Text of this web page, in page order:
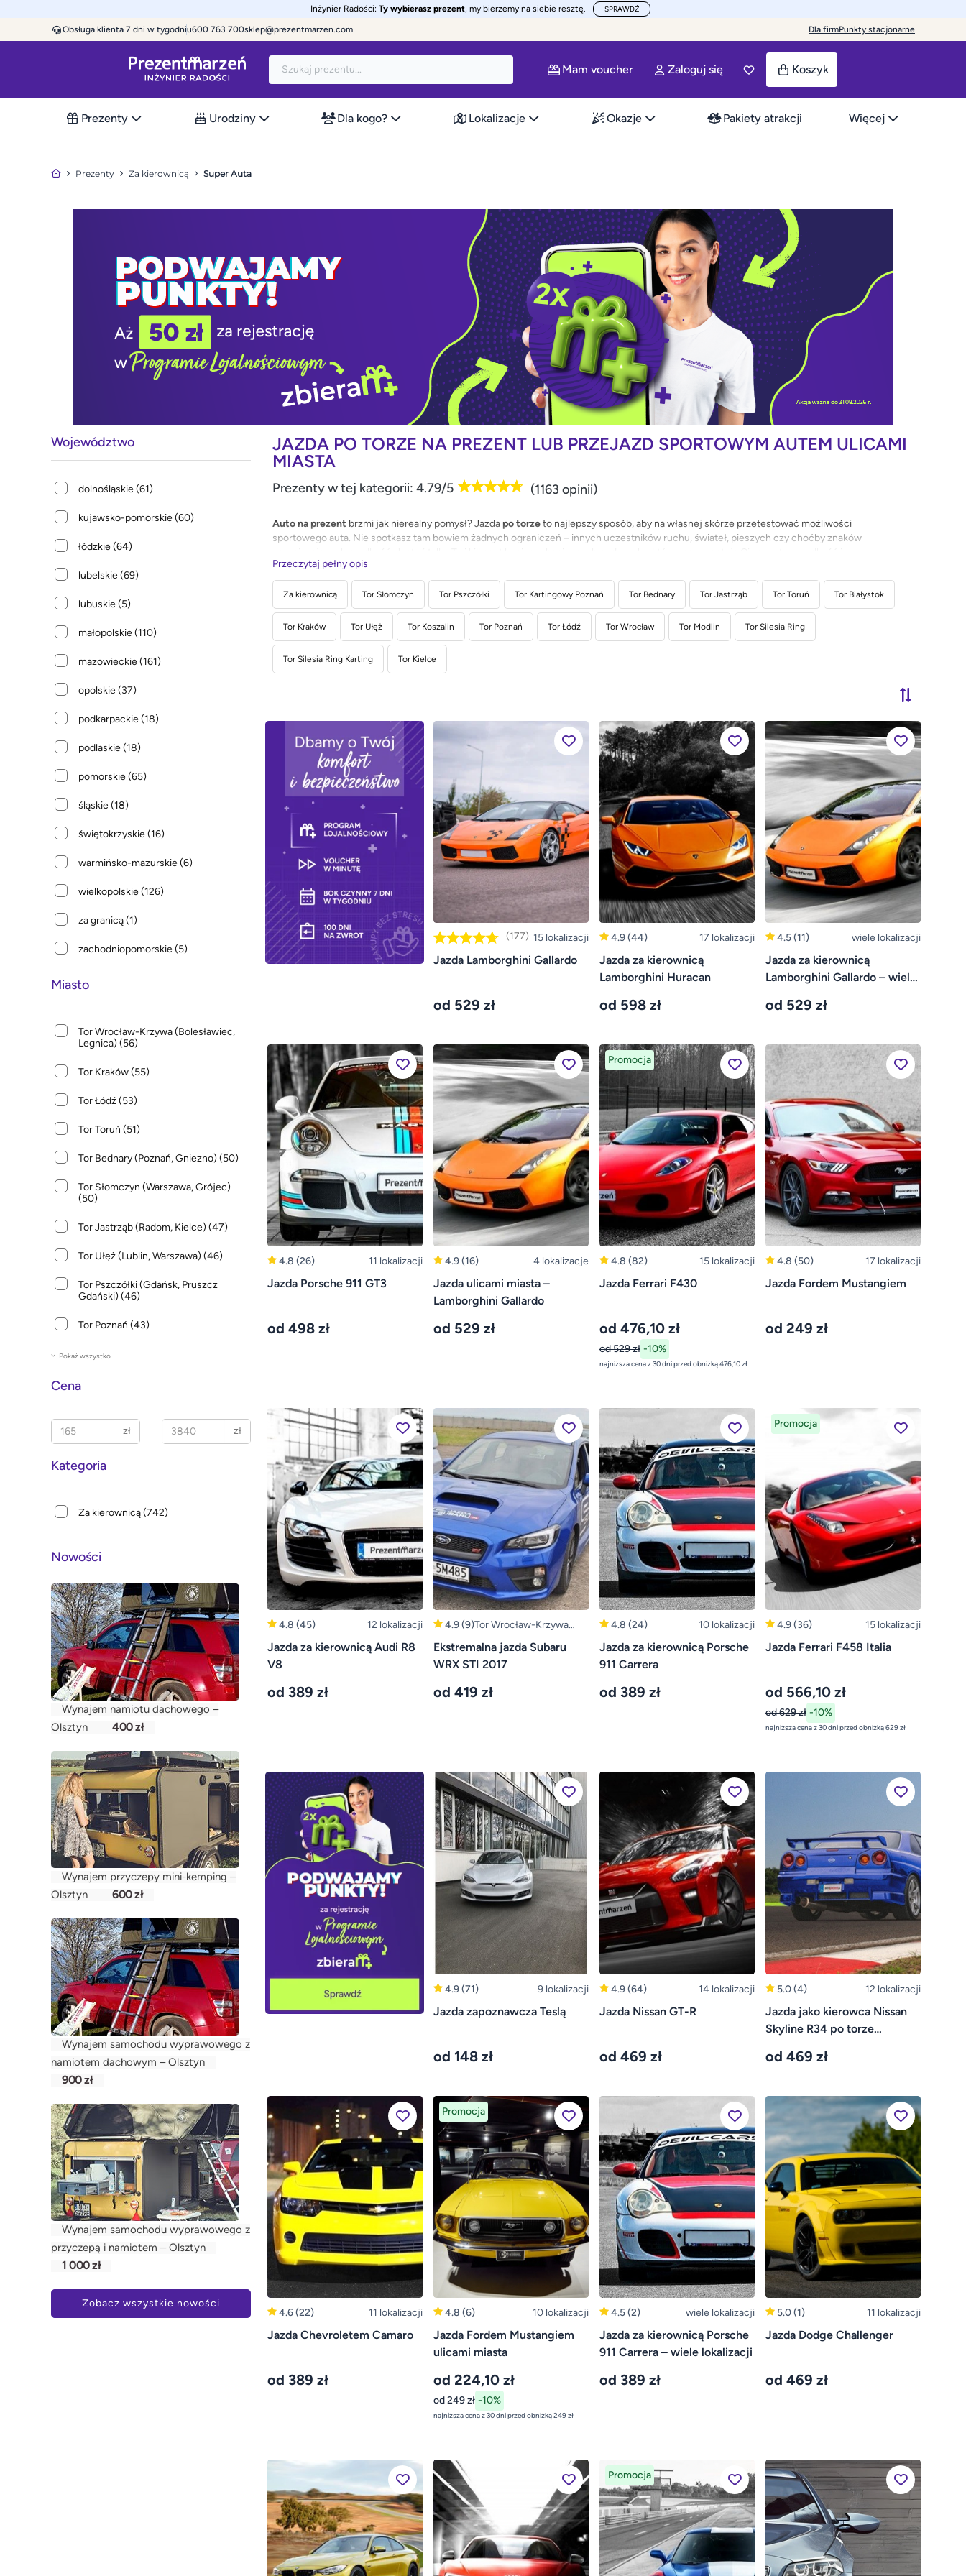
Inżynier Radości: Ty wybierasz prezent, my bierzemy na siebie resztę. SPRAWDŹ
Obsługa klienta 7 dni w tygodniu600 763 700sklep@prezentmarzen.com Dla firmPunkty stacjonarne
Mam voucher Zaloguj się Koszyk
Prezenty Urodziny Dla kogo? Lokalizacje Okazje Pakiety atrakcji Więcej
Prezenty Za kierownicą Super Auta
Województwo
dolnośląskie(61)
kujawsko-pomorskie(60)
łódzkie(64)
lubelskie(69)
lubuskie(5)
małopolskie(110)
mazowieckie(161)
opolskie(37)
podkarpackie(18)
podlaskie(18)
pomorskie(65)
śląskie(18)
świętokrzyskie(16)
warmińsko-mazurskie(6)
wielkopolskie(126)
za granicą(1)
zachodniopomorskie(5)
Miasto
Tor Wrocław-Krzywa (Bolesławiec,
Legnica) (56)
Tor Kraków(55)
Tor Łódź(53)
Tor Toruń (51)
Tor Bednary (Poznań, Gniezno) (50)
Tor Słomczyn (Warszawa, Grójec)
(50)
Tor Jastrząb (Radom, Kielce) (47)
Tor Ułęż (Lublin, Warszawa) (46)
Tor Pszczółki (Gdańsk, Pruszcz
Gdański) (46)
Tor Poznań (43)
Pokaż wszystko
Cena
zł zł
Kategoria
Za kierownicą(742)
Nowości
Wynajem namiotu dachowego –
Olsztyn
400 zł
Wynajem przyczepy mini-kemping –
Olsztyn
600 zł
Wynajem samochodu wyprawowego z
namiotem dachowym – Olsztyn
900 zł
Wynajem samochodu wyprawowego z
przyczepą i namiotem – Olsztyn
1 000 zł
Zobacz wszystkie nowości
JAZDA PO TORZE NA PREZENT LUB PRZEJAZD SPORTOWYM AUTEM ULICAMI
MIASTA
Prezenty w tej kategorii: 4.79/5 (1163 opinii)
Auto na prezent brzmi jak nierealny pomysł? Jazdapo torzeto najlepszy sposób, aby na własnej skórze przetestować możliwości
sportowego auta. Nie spotkasz tam bowiem żadnych ograniczeń – innych uczestników ruchu, świateł, pieszych czy choćby znaków
przyspieszenie, które dosłownie wgniecie Cię w fotel. Czy można sobie wyobrazić większą dawkę adrenaliny i niezapomnianych
motoryzacyjnych emocji?
Przeczytaj pełny opis
Za kierownicą Tor Słomczyn Tor Pszczółki Tor Kartingowy Poznań Tor Bednary Tor Jastrząb Tor Toruń Tor Białystok
Tor Kraków Tor Ułęż Tor Koszalin Tor Poznań Tor Łódź Tor Wrocław Tor Modlin Tor Silesia Ring
Tor Silesia Ring Karting Tor Kielce
(177) 15 lokalizacji
Jazda Lamborghini Gallardo
od 529 zł
4.9(44) 17 lokalizacji
Jazda za kierownicą
Lamborghini Huracan
od 598 zł
4.5(11) wiele lokalizacji
Jazda za kierownicą
Lamborghini Gallardo – wiele
od 529 zł
4.8 (26) 11 lokalizacji
Jazda Porsche 911 GT3
od 498 zł
4.9(16) 4 lokalizacje
Jazda ulicami miasta –
Lamborghini Gallardo
od 529 zł
Promocja
4.8 (82) 15 lokalizacji
Jazda Ferrari F430
od 476,10 zł
od 529 zł -10%
najniższa cena z 30 dni przed obniżką 476,10 zł
4.8 (50) 17 lokalizacji
Jazda Fordem Mustangiem
od 249 zł
4.8 (45) 12 lokalizacji
Jazda za kierownicą Audi R8
V8
od 389 zł
4.9(9)Tor Wrocław-Krzywa
(Bolesławiec, Legnica)
Ekstremalna jazda Subaru
WRX STI 2017
od 419 zł
4.8 (24) 10 lokalizacji
Jazda za kierownicą Porsche
911 Carrera
od 389 zł
Promocja
4.9(36) 15 lokalizacji
Jazda Ferrari F458 Italia
od 566,10 zł
od 629 zł -10%
najniższa cena z 30 dni przed obniżką 629 zł
4.9(71) 9 lokalizacji
Jazda zapoznawcza Teslą
od 148 zł
4.9(64) 14 lokalizacji
Jazda Nissan GT-R
od 469 zł
5.0(4) 12 lokalizacji
Jazda jako kierowca Nissan
Skyline R34 po torze
od 469 zł
4.6(22) 11 lokalizacji
Jazda Chevroletem Camaro
od 389 zł
Promocja
4.8 (6) 10 lokalizacji
Jazda Fordem Mustangiem
ulicami miasta
od 224,10 zł
od 249 zł -10%
najniższa cena z 30 dni przed obniżką 249 zł
4.5(2) wiele lokalizacji
Jazda za kierownicą Porsche
911 Carrera – wiele lokalizacji
od 389 zł
5.0(1) 11 lokalizacji
Jazda Dodge Challenger
od 469 zł
Promocja